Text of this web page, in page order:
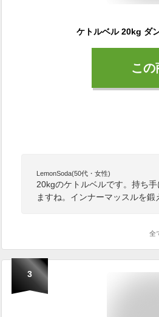
こ
LemonSoda(50代・女性)
20kgのケトルベルです。持ち
ますね。インナーマッスルを
全
3